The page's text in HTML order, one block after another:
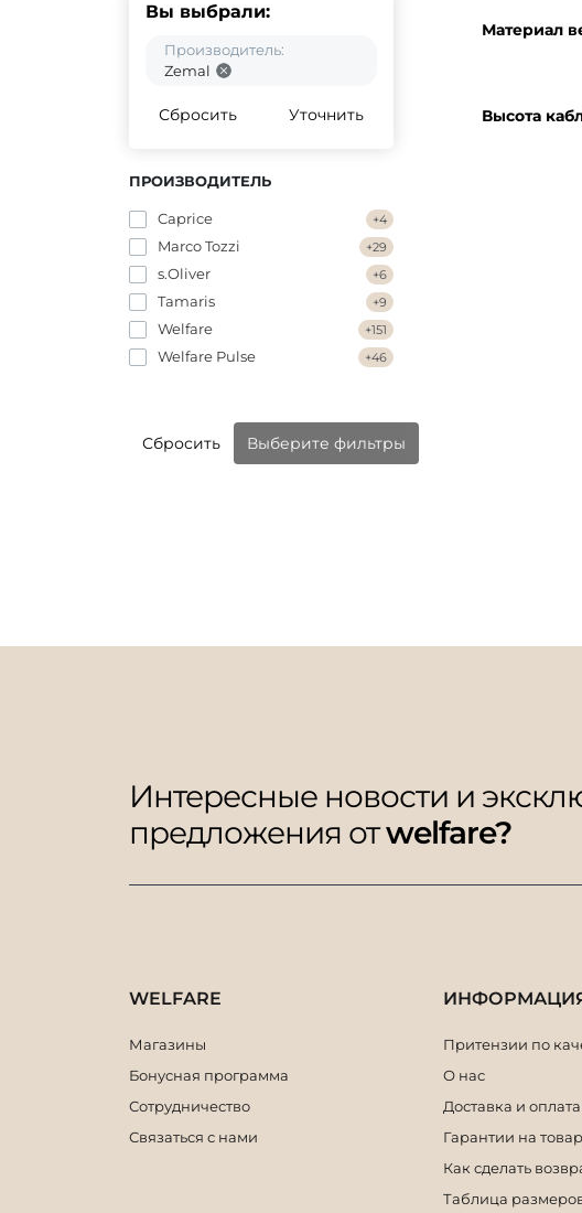
Вы выбрали:
Производитель:
Zemal
Сбросить Уточнить
ПРОИЗВОДИТЕЛЬ
Caprice +4
Marco Tozzi +29
s.Oliver +6
Tamaris +9
Welfare +151
Welfare Pulse +46
Сбросить Выберите фильтры
Материал
Высота
Интересные новости и
предложения отwelfare?
WELFARE
Магазины
Бонусная программа
Сотрудничество
Связаться с нами
Притензии по
О нас
Доставка и оплата
Гарантии на товар
Как сделать
Таблица